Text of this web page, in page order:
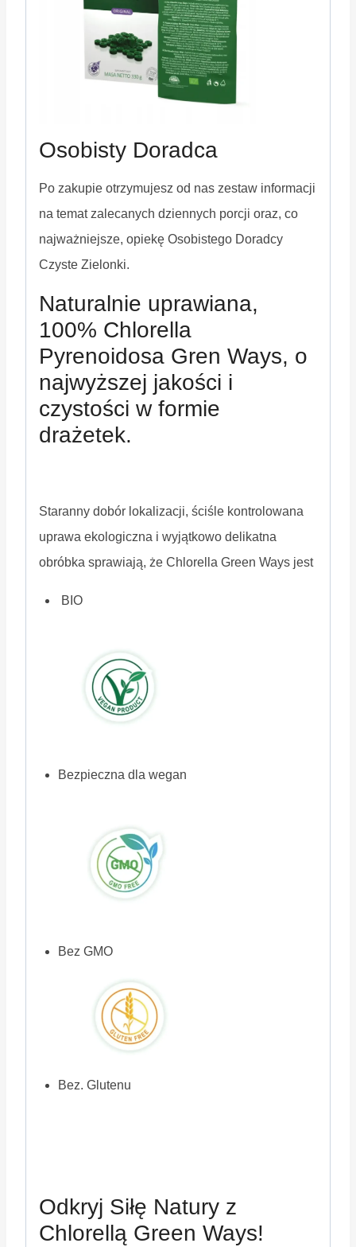
Osobisty Doradca
Po zakupie otrzymujesz od nas zestaw informacji
na temat zalecanych dziennych porcji oraz, co
najważniejsze, opiekę Osobistego Doradcy
Czyste Zielonki.
Naturalnie uprawiana,
100% Chlorella
Pyrenoidosa Gren Ways, o
najwyższej jakości i
czystości w formie
drażetek.
Staranny dobór lokalizacji, ściśle kontrolowana
uprawa ekologiczna i wyjątkowo delikatna
obróbka sprawiają, że Chlorella Green Ways jest
BIO
Bezpieczna dla wegan
Bez GMO
Bez. Glutenu
Odkryj Siłę Natury z
Chlorellą Green Ways!